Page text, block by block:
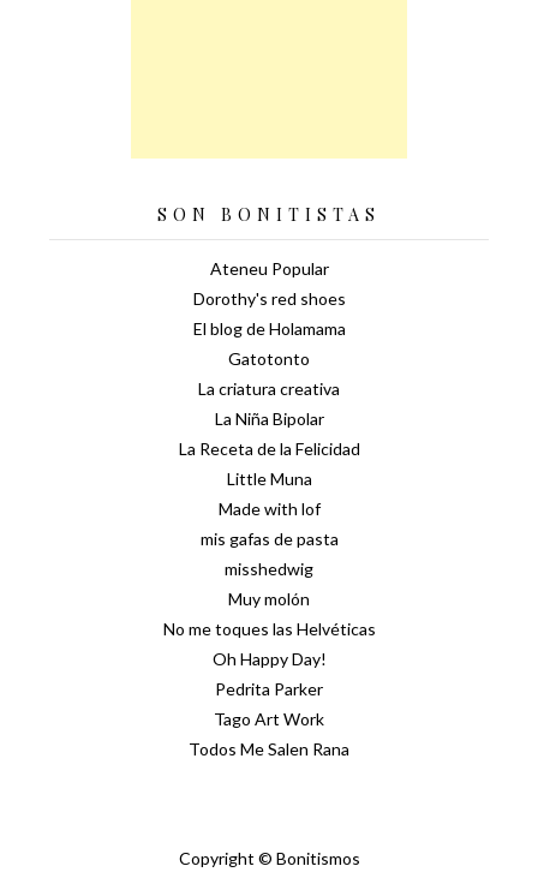
SON BONITISTAS
Ateneu Popular
Dorothy's red shoes
El blog de Holamama
Gatotonto
La criatura creativa
La Niña Bipolar
La Receta de la Felicidad
Little Muna
Made with lof
mis gafas de pasta
misshedwig
Muy molón
No me toques las Helvéticas
Oh Happy Day!
Pedrita Parker
Tago Art Work
Todos Me Salen Rana
Copyright © Bonitismos